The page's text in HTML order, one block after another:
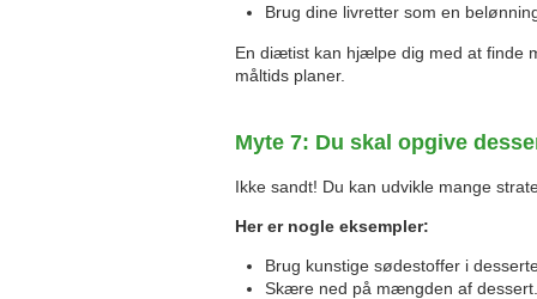
Brug dine livretter som en
En diætist kan hjælpe dig med at finde
måltids planer.
Myte 7: Du skal opgive
Ikke sandt! Du kan udvikle mange
Her er nogle eksempler:
Brug kunstige sødestoffer i
Skære ned på mængden af ​​dessert.